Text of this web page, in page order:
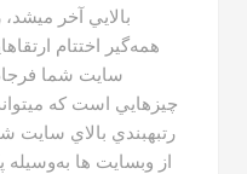
بالايي آخر
همه‌گیر اختتام
سايت شما
چيزهايي است که
رتبهبندي بالاي سايت
از وبسایت ها